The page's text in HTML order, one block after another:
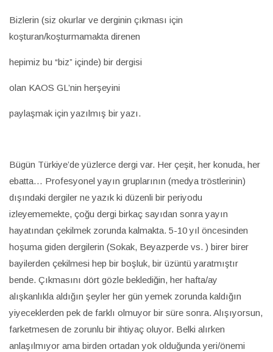
Bizlerin (siz okurlar ve derginin çıkması için
koşturan/koşturmamakta direnen
hepimiz bu “biz” içinde) bir dergisi
olan KAOS GL’nin herşeyini
paylaşmak için yazılmış bir yazı.
Bügün Türkiye’de yüzlerce dergi var. Her çeşit, her konuda, her
ebatta… Profesyonel yayın gruplarının (medya tröstlerinin)
dışındaki dergiler ne yazık ki düzenli bir periyodu
izleyememekte, çoğu dergi birkaç sayıdan sonra yayın
hayatından çekilmek zorunda kalmakta. 5-10 yıl öncesinden
hoşuma giden dergilerin (Sokak, Beyazperde vs. ) birer birer
bayilerden çekilmesi hep bir boşluk, bir üzüntü yaratmıştır
bende. Çıkmasını dört gözle beklediğin, her hafta/ay
alışkanlıkla aldığın şeyler her gün yemek zorunda kaldığın
yiyeceklerden pek de farklı olmuyor bir süre sonra. Alışıyorsun,
farketmesen de zorunlu bir ihtiyaç oluyor. Belki alırken
anlaşılmıyor ama birden ortadan yok olduğunda yeri/önemi